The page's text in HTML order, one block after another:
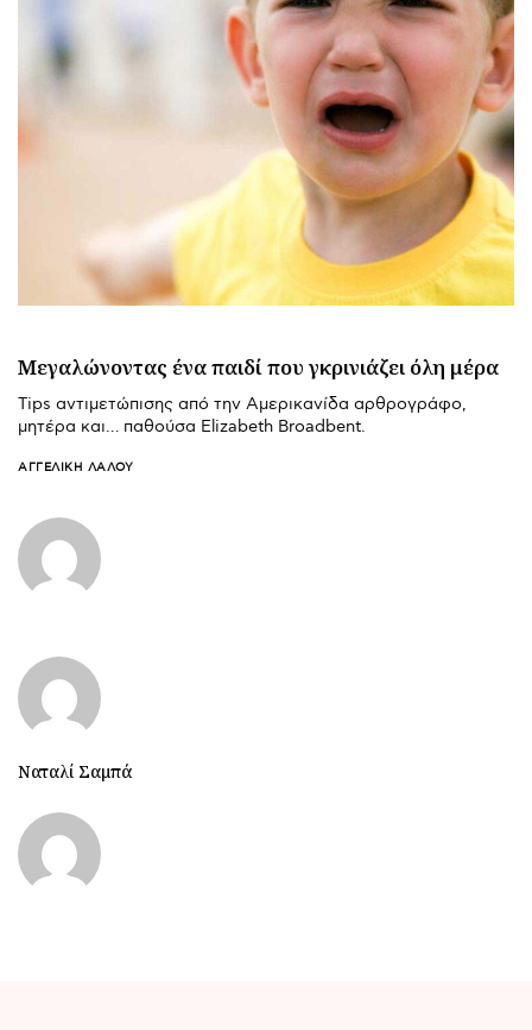
Μεγαλώνοντας ένα παιδί που γκρινιάζει όλη μέρα
Tips αντιμετώπισης από την Αμερικανίδα αρθρογράφο,
μητέρα και… παθούσα Elizabeth Broadbent.
ΑΓΓΕΛΙΚΉ ΛΆΛΟΥ
Ναταλί Σαμπά